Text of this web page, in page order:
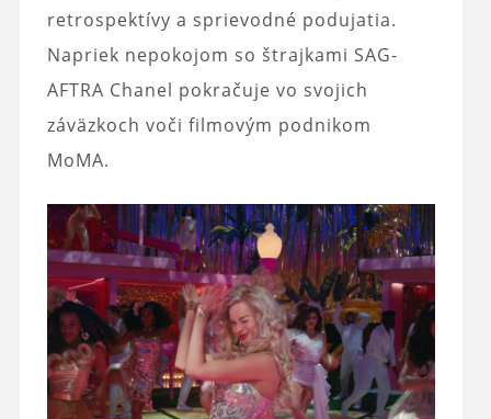
retrospektívy a sprievodné podujatia.
Napriek nepokojom so štrajkami SAG-
AFTRA Chanel pokračuje vo svojich
záväzkoch voči filmovým podnikom
MoMA.